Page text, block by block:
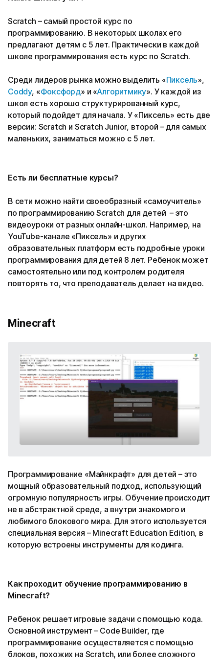
Scratch – самый простой курс по
программированию. В некоторых школах его
предлагают детям с 5 лет. Практически в каждой
школе программирования есть курс по Scratch.
Среди лидеров рынка можно выделить «Пиксель»,
Coddy, «Фоксфорд» и «Алгоритмику». У каждой из
школ есть хорошо структурированный курс,
который подойдет для начала. У «Пиксель» есть две
версии: Scratch и Scratch Junior, второй – для самых
маленьких, заниматься можно с 5 лет.
Есть ли бесплатные курсы?
В сети можно найти своеобразный «самоучитель»
по программированию Scratch для детей – это
видеоуроки от разных онлайн-школ. Например, на
YouTube-канале «Пиксель» и других
образовательных платформ есть подробные уроки
программирования для детей 8 лет. Ребенок может
самостоятельно или под контролем родителя
повторять то, что преподаватель делает на видео.
Minecraft
Программирование «Майнкрафт» для детей – это
мощный образовательный подход, использующий
огромную популярность игры. Обучение происходит
не в абстрактной среде, а внутри знакомого и
любимого блокового мира. Для этого используется
специальная версия – Minecraft Education Edition, в
которую встроены инструменты для кодинга.
Как проходит обучение программированию в
Minecraft?
Ребенок решает игровые задачи с помощью кода.
Основной инструмент – Code Builder, где
программирование осуществляется с помощью
блоков, похожих на Scratch, или более сложного